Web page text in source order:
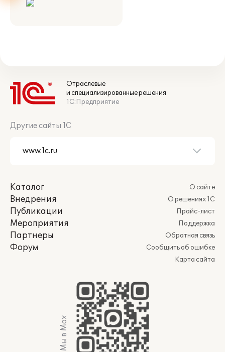
Отраслевые
и специализированные решения
1С:Предприятие
Другие сайты 1С
Каталог
Внедрения
Публикации
Мероприятия
Партнеры
Форум
О сайте
О решениях 1С
Прайс-лист
Поддержка
Обратная связь
Сообщить об ошибке
Карта сайта
Мы в Max